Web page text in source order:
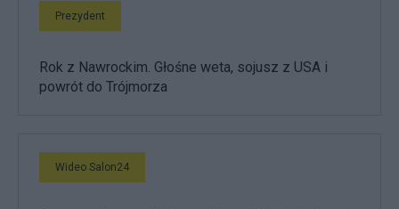
Prezydent
Rok z Nawrockim. Głośne weta, sojusz z USA i
powrót do Trójmorza
Wideo Salon24